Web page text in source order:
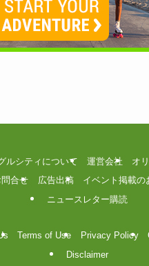
ルシティについて 運営会社
オ
問合せ
広告出稿
イベント掲載の
ニュースレター購読
Terms of Use Privacy Policy
Disclaimer